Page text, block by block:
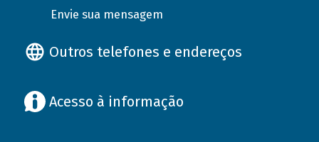
Envie sua mensagem
Outros telefones e endereços
Acesso à informação